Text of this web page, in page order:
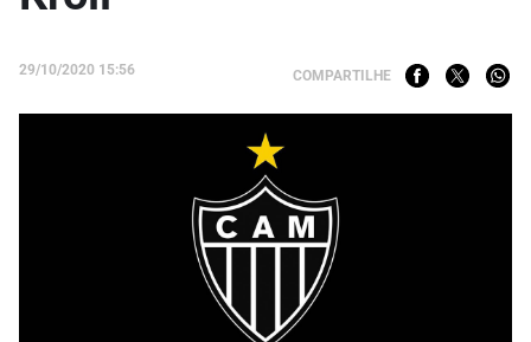
29/10/2020 15:56 COMPARTILHE